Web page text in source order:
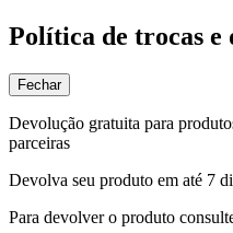
Política de trocas e
Fechar
Devolução gratuita para
parceiras
Devolva seu produto em até 7
Para devolver o produto